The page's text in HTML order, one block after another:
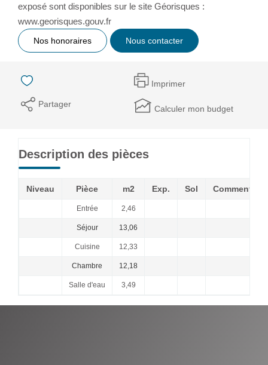
exposé sont disponibles sur le site Géorisques :
www.georisques.gouv.fr
Nos honoraires Nous contacter
Imprimer
Partager Calculer mon budget
Description des pièces
Niveau Pièce m2 Exp. Sol
Entrée 2,46
Séjour 13,06
Cuisine 12,33
Chambre 12,18
Salle d'eau 3,49